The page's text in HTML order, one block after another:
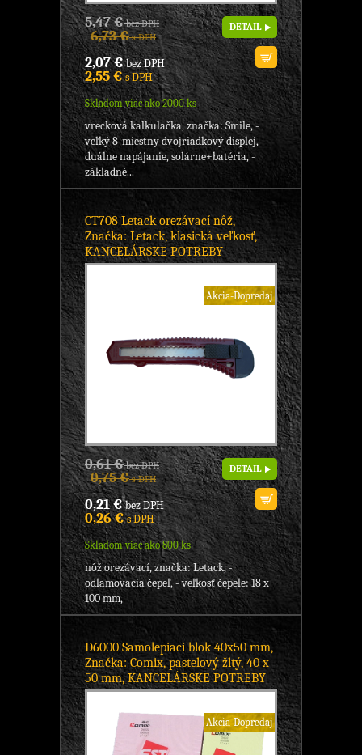
5,47 €bez DPH
6,73 €s DPH
2,07 €bez DPH
2,55 €s DPH
Skladom viac ako 2000 ks
DETAIL
vrecková kalkulačka, značka: Smile, -
veľký 8-miestny dvojriadkový displej, -
duálne napájanie, solárne+batéria, -
základné...
CT708 Letack orezávací nôž,
Značka: Letack, klasická veľkosť,
KANCELÁRSKE POTREBY
Akcia-Dopredaj
0,61 €bez DPH
0,75 €s DPH
0,21 €bez DPH
0,26 €s DPH
Skladom viac ako 800 ks
DETAIL
nôž orezávací, značka: Letack, -
odlamovacia čepeľ, - veľkosť čepele: 18 x
100 mm,
D6000 Samolepiaci blok 40x50 mm,
Značka: Comix, pastelový žltý, 40 x
50 mm, KANCELÁRSKE POTREBY
Akcia-Dopredaj